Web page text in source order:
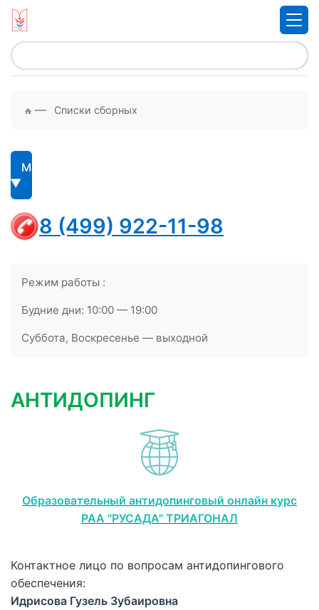
— Списки сборных
Меню
8 (499) 922-11-98
Режим работы :
Будние дни: 10:00 — 19:00
Суббота, Воскресенье — выходной
АНТИДОПИНГ
Образовательный антидопинговый онлайн курс
РАА "РУСАДА" ТРИАГОНАЛ
Контактное лицо по вопросам антидопингового
обеспечения:
Идрисова Гузель Зубаировна